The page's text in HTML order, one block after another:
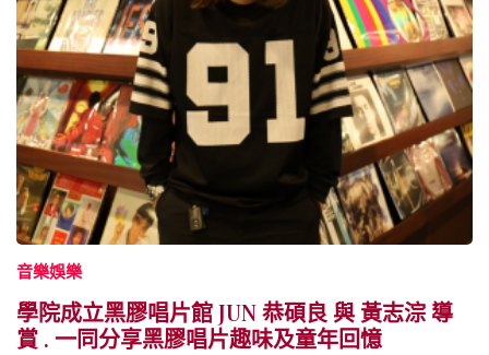
音樂娛樂
學院成立黑膠唱片館 JUN 恭碩良 與 黃志淙 導
賞 . 一同分享黑膠唱片趣味及童年回憶